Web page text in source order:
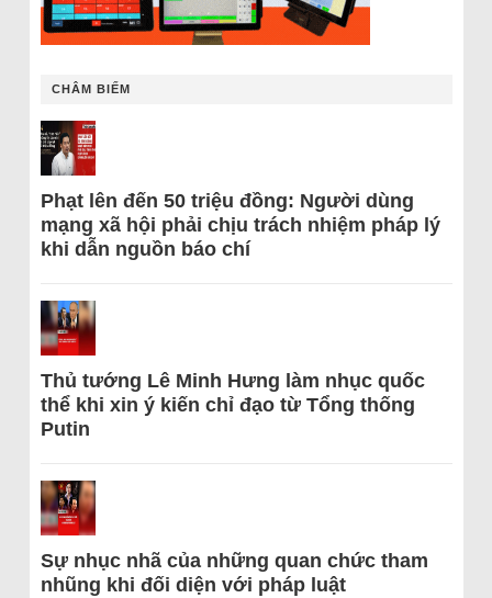
CHÂM BIẾM
Phạt lên đến 50 triệu đồng: Người dùng
mạng xã hội phải chịu trách nhiệm pháp lý
khi dẫn nguồn báo chí
Thủ tướng Lê Minh Hưng làm nhục quốc
thể khi xin ý kiến chỉ đạo từ Tổng thống
Putin
Sự nhục nhã của những quan chức tham
nhũng khi đối diện với pháp luật